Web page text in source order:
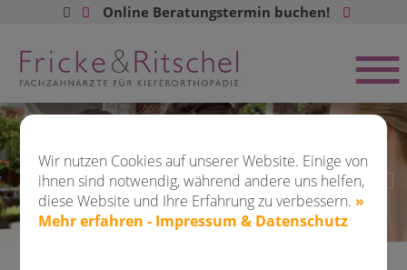
Wir nutzen Cookies auf unserer Website. Einige von
ihnen sind notwendig, während andere uns helfen,
diese Website und Ihre Erfahrung zu verbessern. »
Mehr erfahren - Impressum & Datenschutz
Buchen Sie jetzt ONLINE Ihren
Beratungstermin:
DO-City
Online Beratungstermin buchen!